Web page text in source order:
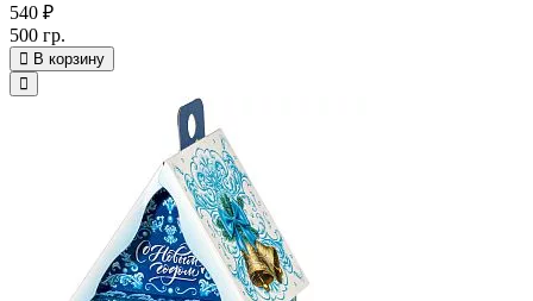
540 ₽
500 гр.
В корзину